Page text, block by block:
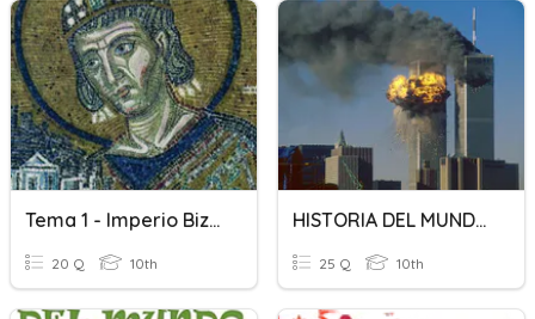
Tema 1 - Imperio Bizantino
20 Q 10th
HISTORIA DEL MUNDO ACTUAL
25 Q 10th